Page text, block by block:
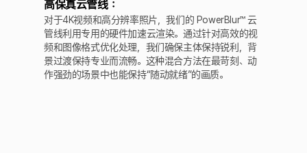
高保真云管线：
对于4K视频和高分辨率照片，我们的 PowerBlur™ 云
管线利用专用的硬件加速云渲染。通过针对高效的视
频和图像格式优化处理，我们确保主体保持锐利，背
景过渡保持专业而流畅。这种混合方法在最苛刻、动
作强劲的场景中也能保持“随动就绪”的画质。